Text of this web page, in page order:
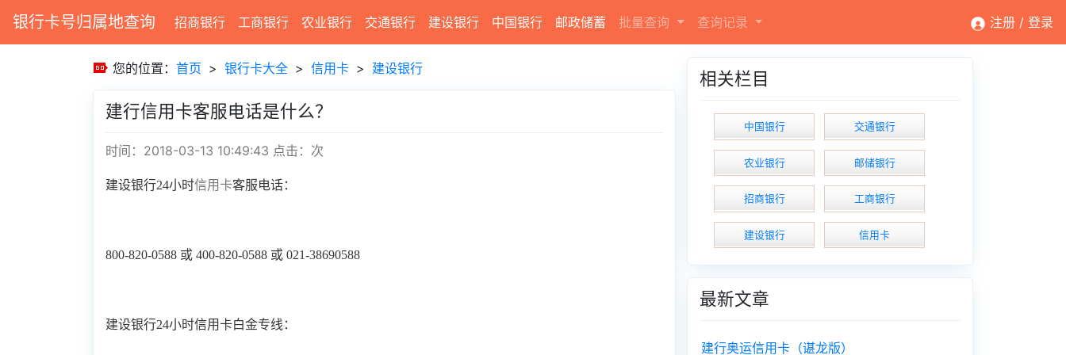
银行卡号归属地查询 招商银行 工商银行 农业银行 交通银行 建设银行 中国银行 邮政储蓄 批量查询 查询记录 注册 / 登录
您的位置： 首页 > 银行卡大全 > 信用卡 > 建设银行
建行信用卡客服电话是什么？
时间：2018-03-13 10:49:43 点击： 次
建设银行24小时信用卡客服电话：
800-820-0588 或 400-820-0588 或 021-38690588
建设银行24小时信用卡白金专线：
相关栏目
中国银行 交通银行
农业银行 邮储银行
招商银行 工商银行
建设银行 信用卡
最新文章
建行奥运信用卡（谌龙版）